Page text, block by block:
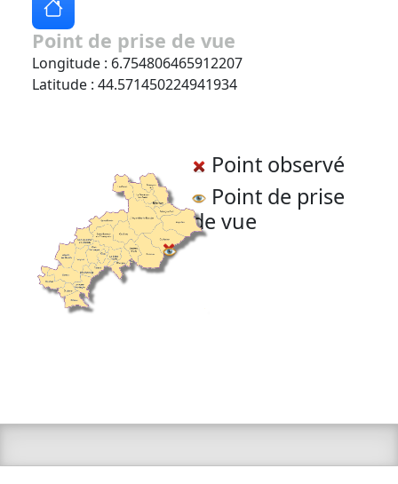
Point de prise de vue
Longitude : 6.754806465912207
Latitude : 44.571450224941934
Point observé
Point de prise
de vue